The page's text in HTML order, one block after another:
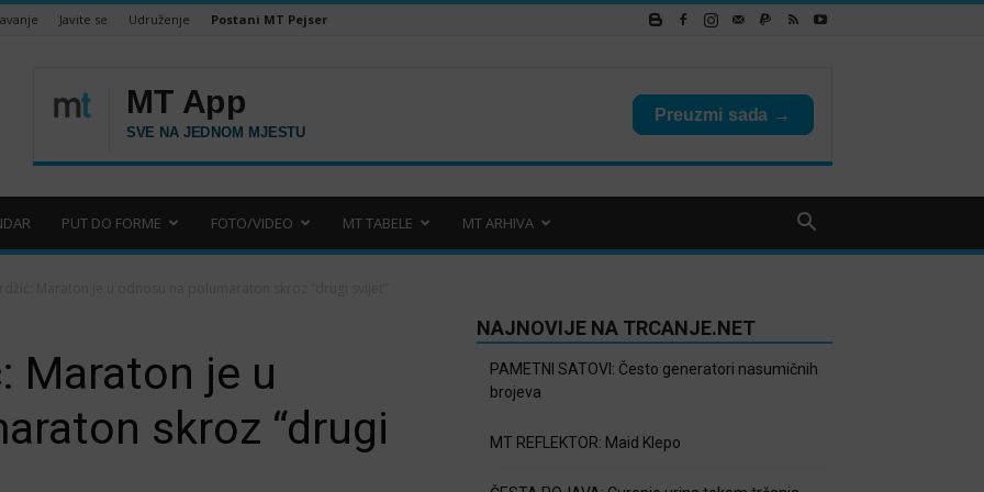
Javite se Udruženje Postani MT Pejser
PUT DO FORME FOTO/VIDEO MT TABELE MT ARHIVA
Maraton je u
skroz “drugi
NAJNOVIJE NA TRCANJE.NET
PAMETNI SATOVI: Često generatori nasumičnih
brojeva
MT REFLEKTOR: Maid Klepo